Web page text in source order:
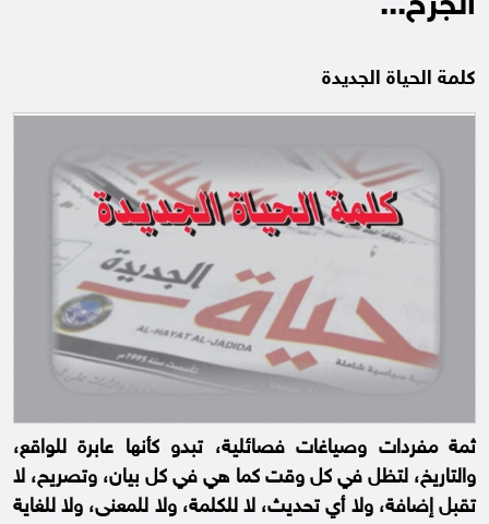
كلمة الحياة الجديدة
ثمة مفردات وصياغات فصائلية، تبدو كأنها عابرة للواقع،
والتاريخ، لتظل في كل وقت كما هي في كل بيان، وتصريح، لا
تقبل إضافة، ولا أي تحديث، لا للكلمة، ولا للمعنى، ولا للغاية